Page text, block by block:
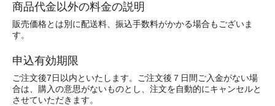
商品代金以外の料金の説明
販売価格とは別に配送料、振込手数料がかかる場合もございま
す。
申込有効期限
ご注文後7日以内といたします。ご注文後７日間ご入金がない場
合は、購入の意思がないものとし、注文を自動的にキャンセルと
させていただきます。